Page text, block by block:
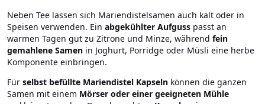
Neben Tee lassen sich Mariendistelsamen auch kalt oder in
Speisen verwenden. Ein abgekühlter Aufguss passt an
warmen Tagen gut zu Zitrone und Minze, während fein
gemahlene Samen in Joghurt, Porridge oder Müsli eine herbe
Komponente einbringen.
Für selbst befüllte Mariendistel Kapseln können die ganzen
Samen mit einem Mörser oder einer geeigneten Mühle